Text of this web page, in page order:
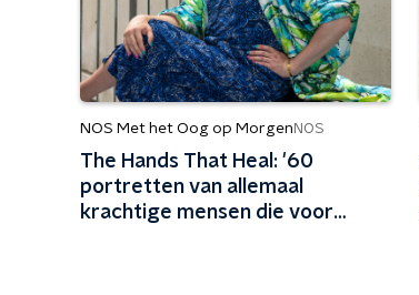
NOS Met het Oog op Morgen NOS
The Hands That Heal: '60
portretten van allemaal
krachtige mensen die voor